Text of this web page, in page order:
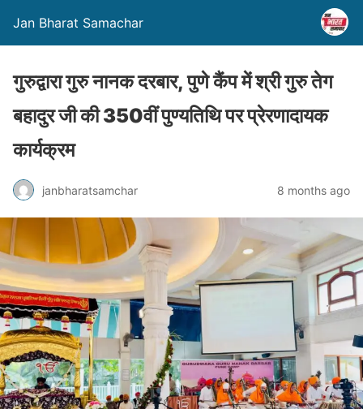
Jan Bharat Samachar
गुरुद्वारा गुरु नानक दरबार, पुणे कैंप में श्री गुरु तेग
बहादुर जी की 350वीं पुण्यतिथि पर प्रेरणादायक
कार्यक्रम
janbharatsamchar 8 months ago